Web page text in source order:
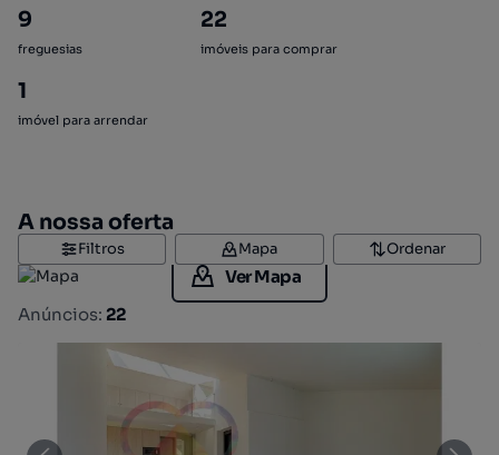
9
freguesias
22
imóveis para comprar
1
imóvel para arrendar
A nossa oferta
Filtros Mapa Ordenar
Ver Mapa
Anúncios: 22